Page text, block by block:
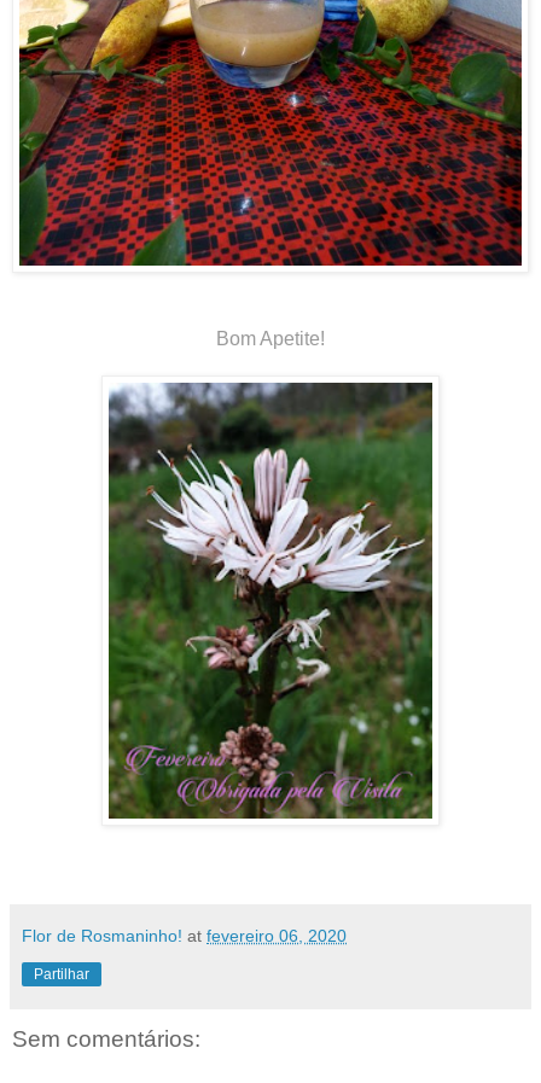
Bom Apetite!
Flor de Rosmaninho! at fevereiro 06, 2020
Partilhar
Sem comentários: